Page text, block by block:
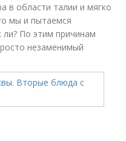
в области талии и мягко
мы и пытаемся
ли? По этим причинам
незаменимый